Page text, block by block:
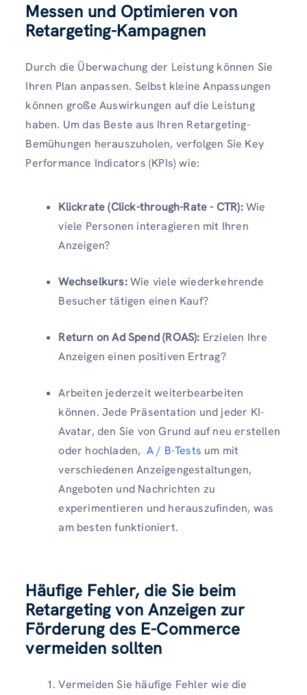
Messen und Optimieren von
Retargeting-Kampagnen
Durch die Überwachung der Leistung können Sie
Ihren Plan anpassen. Selbst kleine Anpassungen
können große Auswirkungen auf die Leistung
haben. Um das Beste aus Ihren Retargeting-
Bemühungen herauszuholen, verfolgen Sie Key
Performance Indicators (KPIs) wie:
Klickrate (Click-through-Rate - CTR):Wie
viele Personen interagieren mit Ihren
Anzeigen?
Wechselkurs:Wie viele wiederkehrende
Besucher tätigen einen Kauf?
Return on Ad Spend (ROAS): Erzielen Ihre
Anzeigen einen positiven Ertrag?
Arbeiten jederzeit weiterbearbeiten
können. Jede Präsentation und jeder KI-
Avatar, den Sie von Grund auf neu erstellen
oder hochladen, A / B-Tests um mit
verschiedenen Anzeigengestaltungen,
Angeboten und Nachrichten zu
experimentieren und herauszufinden, was
am besten funktioniert.
Häufige Fehler, die Sie beim
Retargeting von Anzeigen zur
Förderung des E-Commerce
vermeiden sollten
Vermeiden Sie häufige Fehler wie die